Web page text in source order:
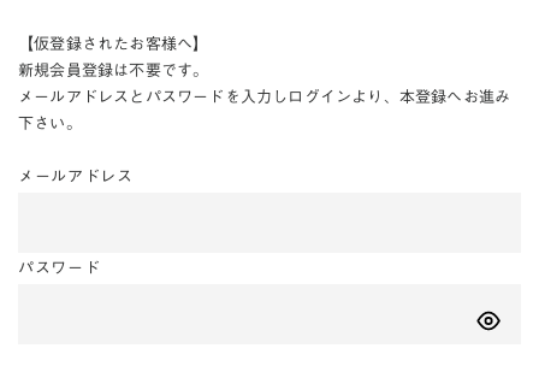
【仮登録されたお客様へ】
新規会員登録は不要です。
メールアドレスとパスワードを入力しログインより、本登録へお進み
下さい。
メールアドレス
パスワード